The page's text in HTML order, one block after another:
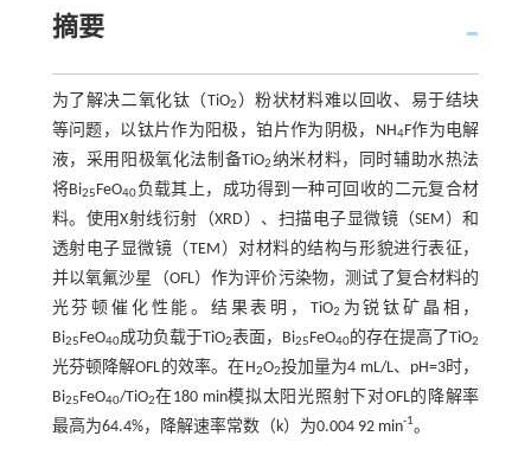
摘要
为了解决二氧化钛（TiO2 ）粉状材料难以回收、易于结块
等问题，以钛片作为阳极，铂片作为阴极，NH4F作为电解
液，采用阳极氧化法制备TiO2纳米材料，同时辅助水热法
将Bi25FeO40负载其上，成功得到一种可回收的二元复合材
料。使用X射线衍射（XRD）、扫描电子显微镜（SEM）和
透射电子显微镜（TEM）对材料的结构与形貌进行表征，
并以氧氟沙星（OFL）作为评价污染物，测试了复合材料的
光芬顿催化性能。结果表明，TiO2 为锐钛矿晶相，
Bi25FeO40成功负载于TiO2表面，Bi25FeO40的存在提高了TiO2
光芬顿降解OFL的效率。在H2O2投加量为4 mL/L、pH=3时，
Bi25FeO40/TiO2在180 min模拟太阳光照射下对OFL的降解率
最高为64.4%，降解速率常数（k）为0.004 92 min-1。